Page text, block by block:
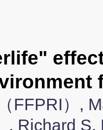
FFPRI）,
, Richard